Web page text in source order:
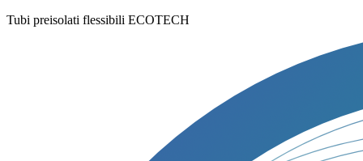
Tubi preisolati flessibili ECOTECH